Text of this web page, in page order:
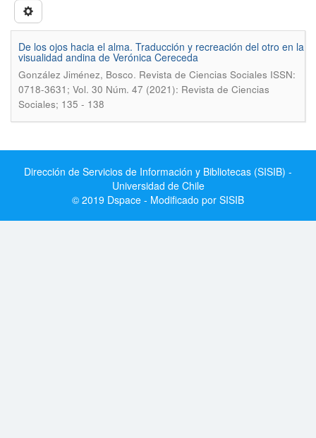
De los ojos hacia el alma. Traducción y recreación del otro en la
visualidad andina de Verónica Cereceda
González Jiménez, Bosco. Revista de Ciencias Sociales ISSN:
0718-3631; Vol. 30 Núm. 47 (2021): Revista de Ciencias
Sociales; 135 - 138
Dirección de Servicios de Información y Bibliotecas (SISIB) -
Universidad de Chile
© 2019 Dspace - Modificado por SISIB